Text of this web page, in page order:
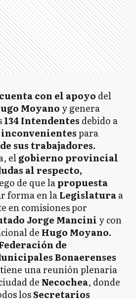
cuenta con el apoyo del
Moyano y genera
134 Intendentes debido a
inconvenientespara
sus trabajadores.
elgobierno provincial
al respecto,
de que lapropuesta
forma en laLegislaturaa
en comisiones por
Jorge Mancini y con
de Hugo Moyano.
de
Bonaerenses
una reunión plenaria
de Necochea, donde
losSecretarios